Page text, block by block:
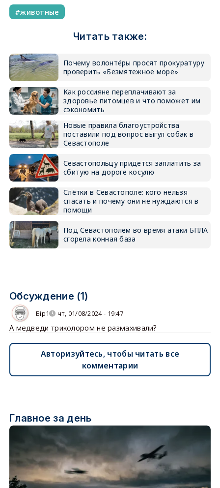
животные
Читать также:
Почему волонтёры просят прокуратуру
проверить «Безмятежное море»
Как россияне переплачивают за
здоровье питомцев и что поможет им
сэкономить
Новые правила благоустройства
поставили под вопрос выгул собак в
Севастополе
Севастопольцу придется заплатить за
сбитую на дороге косулю
Слётки в Севастополе: кого нельзя
спасать и почему они не нуждаются в
помощи
Под Севастополем во время атаки БПЛА
сгорела конная база
Обсуждение (1)
Bip1 чт, 01/08/2024 - 19:47
А медведи триколором не размахивали?
Авторизуйтесь, чтобы читать все
комментарии
Главное за день